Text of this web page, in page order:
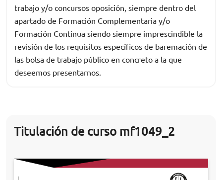
trabajo y/o concursos oposición, siempre dentro del
apartado de Formación Complementaria y/o
Formación Continua siendo siempre imprescindible la
revisión de los requisitos específicos de baremación de
las bolsa de trabajo público en concreto a la que
deseemos presentarnos.
Titulación de curso mf1049_2